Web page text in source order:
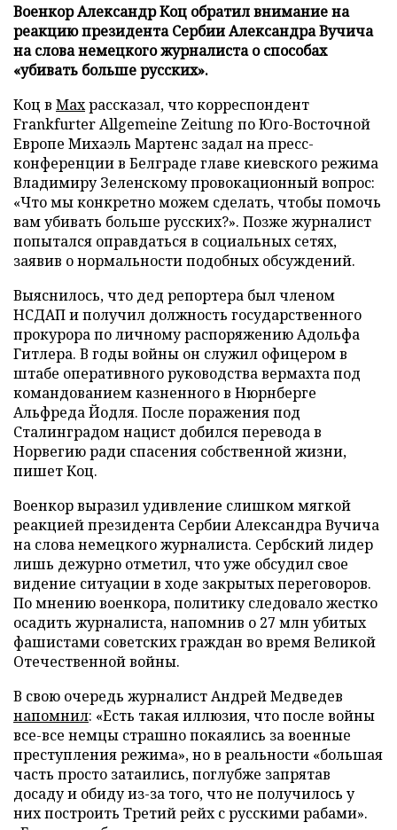
Военкор Александр Коц обратил внимание на
реакцию президента Сербии Александра Вучича
на слова немецкого журналиста о способах
«убивать больше русских».
Коц в Махрассказал, что корреспондент
Frankfurter Allgemeine Zeitung по Юго-Восточной
Европе Михаэль Мартенс задал на пресс-
конференции в Белграде главе киевского режима
Владимиру Зеленскому провокационный вопрос:
«Что мы конкретно можем сделать, чтобы помочь
вам убивать больше русских?». Позже журналист
попытался оправдаться в социальных сетях,
заявив о нормальности подобных обсуждений.
Выяснилось, что дед репортера был членом
НСДАП и получил должность государственного
прокурора по личному распоряжению Адольфа
Гитлера. В годы войны он служил офицером в
штабе оперативного руководства вермахта под
командованием казненного в Нюрнберге
Альфреда Йодля. После поражения под
Сталинградом нацист добился перевода в
Норвегию ради спасения собственной жизни,
пишет Коц.
Военкор выразил удивление слишком мягкой
реакцией президента Сербии Александра Вучича
на слова немецкого журналиста. Сербский лидер
лишь дежурно отметил, что уже обсудил свое
видение ситуации в ходе закрытых переговоров.
По мнению военкора, политику следовало жестко
осадить журналиста, напомнив о 27 млн убитых
фашистами советских граждан во время Великой
Отечественной войны.
В свою очередь журналист Андрей Медведев
напомнил: «Есть такая иллюзия, что после войны
все-все немцы страшно покаялись за военные
преступления режима», но в реальности «большая
часть просто затаились, поглубже запрятав
досаду и обиду из-за того, что не получилось у
них построить Третий рейх с русскими рабами».